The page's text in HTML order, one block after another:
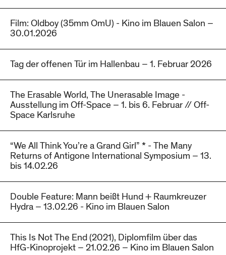
Film: Oldboy (35mm OmU) - Kino im Blauen Salon –
30.01.2026
Tag der offenen Tür im Hallenbau – 1. Februar 2026
The Erasable World, The Unerasable Image -
Ausstellung im Off-Space – 1. bis 6. Februar // Off-
Space Karlsruhe
“We All Think You’re a Grand Girl” * - The Many
Returns of Antigone International Symposium – 13.
bis 14.02.26
Double Feature: Mann beißt Hund + Raumkreuzer
Hydra – 13.02.26 - Kino im Blauen Salon
This Is Not The End (2021), Diplomfilm über das
HfG-Kinoprojekt – 21.02.26 – Kino im Blauen Salon